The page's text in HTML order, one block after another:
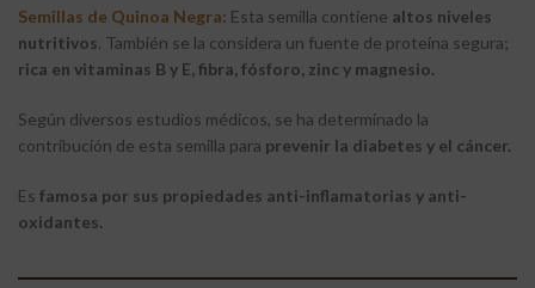
Semillas de Quinoa Negra: Esta semilla contiene altos niveles
nutritivos. También se la considera un fuente de proteína segura;
rica en vitaminas B y E, fibra, fósforo, zinc y magnesio.
Según diversos estudios médicos, se ha determinado la
contribución de esta semilla para prevenir la diabetes y el cáncer.
Es famosa por sus propiedades anti-inflamatorias y anti-
oxidantes.